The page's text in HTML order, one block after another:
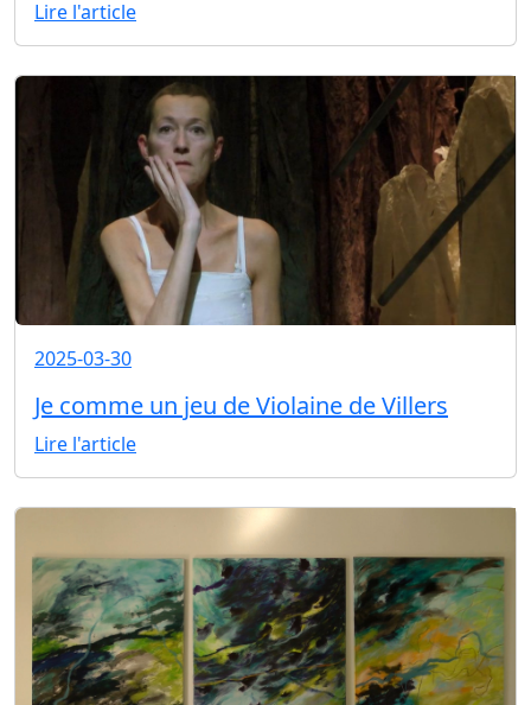
Lire l'article
2025-03-30
Je comme un jeu de Violaine de Villers
Lire l'article